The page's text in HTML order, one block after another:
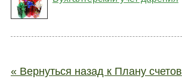
« Вернуться назад к Плану счетов